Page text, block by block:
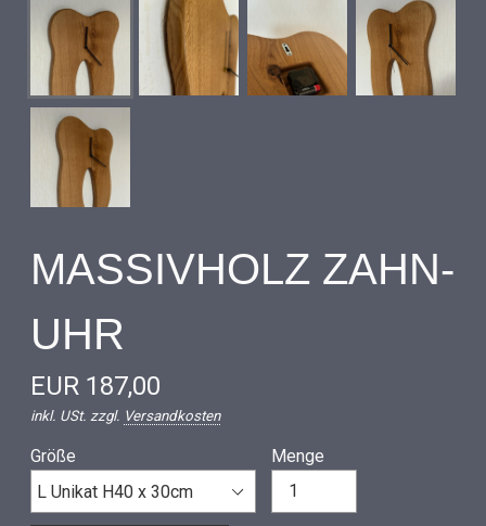
MASSIVHOLZ ZAHN-
UHR
EUR 187,00
inkl. USt. zzgl. Versandkosten
Größe Menge